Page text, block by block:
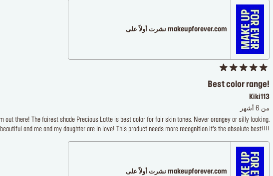
makeupforever.com نشرت أولاً على
Best color range!
Kiki113
من 6 أشهر
out there! The fairest shade Precious Latte is best color for fair skin tones. Never orangey or silly looking.
beautiful and me and my daughter are in love! This product needs more recognition it’s the absolute best!!!!
makeupforever.com نشرت أولاً على